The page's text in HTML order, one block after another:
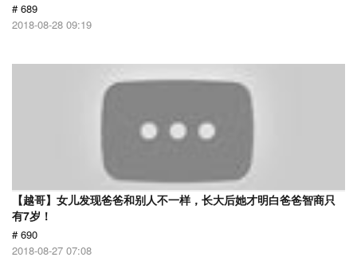
# 689
2018-08-28 09:19
【越哥】女儿发现爸爸和别人不一样，长大后她才明白爸爸智商只
有7岁！
# 690
2018-08-27 07:08